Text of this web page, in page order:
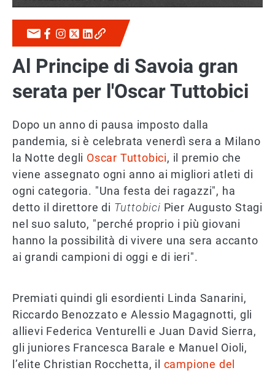
Al Principe di Savoia gran
serata per l'Oscar Tuttobici
Dopo un anno di pausa imposto dalla
pandemia, si è celebrata venerdì sera a Milano
la Notte degli Oscar Tuttobici, il premio che
viene assegnato ogni anno ai migliori atleti di
ogni categoria. "Una festa dei ragazzi", ha
detto il direttore di Tuttobici Pier Augusto Stagi
nel suo saluto, "perché proprio i più giovani
hanno la possibilità di vivere una sera accanto
ai grandi campioni di oggi e di ieri".
Premiati quindi gli esordienti Linda Sanarini,
Riccardo Benozzato e Alessio Magagnotti, gli
allievi Federica Venturelli e Juan David Sierra,
gli juniores Francesca Barale e Manuel Oioli,
l’elite Christian Rocchetta, il campione del